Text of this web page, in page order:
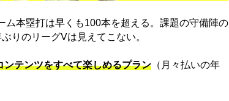
本塁打は早くも100本を超える。課題の守備陣の
りのリーグVは見えてこない。
テンツをすべて楽しめるプラン （月々払いの年